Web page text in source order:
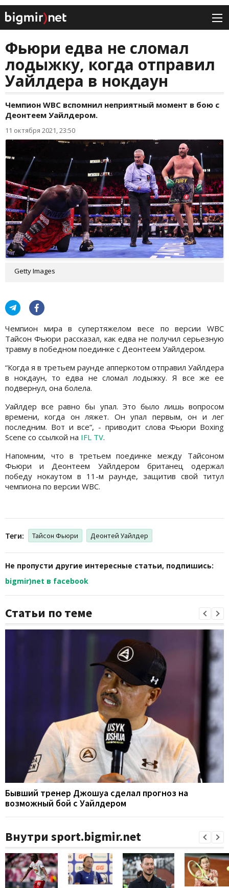
Фьюри едва не сломал
лодыжку, когда отправил
Уайлдера в нокдаун
Чемпион WBC вспомнил неприятный момент в бою с
Деонтеем Уайлдером.
11 октября 2021, 23:50
Getty Images
Чемпион мира в супертяжелом весе по версии WBC
Тайсон Фьюри рассказал, как едва не получил серьезную
травму в победном поединке с Деонтеем Уайлдером.
“Когда я в третьем раунде апперкотом отправил Уайлдера
в нокдаун, то едва не сломал лодыжку. Я все же ее
подвернул, она болела.
Уайлдер все равно бы упал. Это было лишь вопросом
времени, когда он ляжет. Он упал первым, он и лег
последним. Вот и все“, - приводит слова Фьюри Boxing
Scene со ссылкой на IFL TV.
Напомним, что в третьем поединке между Тайсоном
Фьюри и Деонтеем Уайлдером британец одержал
победу нокаутом в 11-м раунде, защитив свой титул
чемпиона по версии WBC.
Теги: Тайсон Фьюри Деонтей Уайлдер
Не пропусти другие интересные статьи, подпишись:
bigmir)net в facebook
Статьи по теме
Бывший тренер Джошуа сделал прогноз на
возможный бой с Уайлдером
Внутри sport.bigmir.net